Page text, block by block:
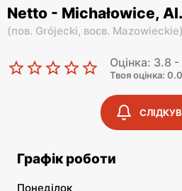
Netto - Michałowice,
(пов. Grójecki, воєв. Mazowieckie)
Оцінка: 3.8 -
Твоя оцінка: 0.0
Графік роботи
Понеділок